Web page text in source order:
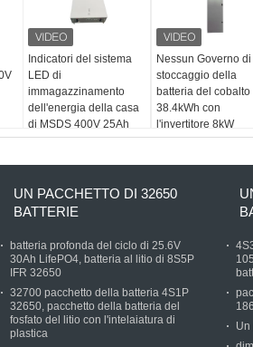
Indicatori del sistema
LED di
immagazzinamento
dell'energia della casa
di MSDS 400V 25Ah
10kwh
Nessun Governo di
stoccaggio della
batteria del cobalto
38.4kWh con
l'invertitore 8kW
UN PACCHETTO DI 32650
BATTERIE
batteria profonda del ciclo di 25.6V
30Ah LifePO4, batteria al litio di 8S5P
IFR 32650
32700 pacchetto della batteria 4S1P
32650, pacchetto della batteria del
fosfato del litio con l'intelaiatura di
plastica
Un